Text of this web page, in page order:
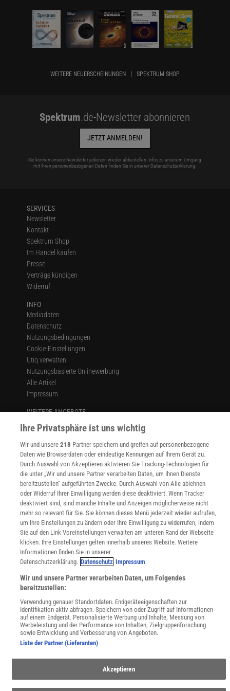
WEITERE NEUERSCHEINUNGEN SPEKTRUM SHOP
Spektrum.de-Newsletter abonnieren
JETZT ANMELDEN!
Sie können unsere Newsletter jederzeit wieder abbestellen. Infos zu unserem Umgang
mit Ihren personenbezogenen Daten finden Sie in unserer Datenschutzerklärung
SERVICES
Newsletter
Kontakt
Spektrum Shop
Im Handel kaufen
Presse
Verträge kündigen
Widerruf
INFO
Mediadaten
Datenschutz
Nutzungsbedingungen
Cookie-Einstellungen
Utiq verwalten
Nutzungsbasierte Onlinewerbung
Alle Artikel
Impressum
WEITERE ANGEBOTE
Angebote für Institutionen
Sprachen lernen mit Gymglish
Lexika
Für Spektrum schreiben
Zugänglichkeitserklärung
WEBSEITEN
KielSCN
Wissenschaft in die Schulen
SciLogs
Ihre Privatsphäre ist uns wichtig
Wir und unsere218-Partner speichern und greifen auf personenbezogene
Daten wie Browserdaten oder eindeutige Kennungen auf Ihrem Gerät zu.
Durch Auswahl von Akzeptieren aktivieren Sie Tracking-Technologien für
die unter „Wir und unsere Partner verarbeiten Daten, um Ihnen Dienste
bereitzustellen“ aufgeführten Zwecke. Durch Auswahl von Alle ablehnen
oder Widerruf Ihrer Einwilligung werden diese deaktiviert. Wenn Tracker
deaktiviert sind, sind manche Inhalte und Anzeigen möglicherweise nicht
mehr so relevant für Sie. Sie können dieses Menü jederzeit wieder aufrufen,
um Ihre Einstellungen zu ändern oder Ihre Einwilligung zu widerrufen, indem
Sie auf den Link Voreinstellungen verwalten am unteren Rand der Webseite
klicken. Ihre Einstellungen gelten innerhalb unseres Website. Weitere
Informationen finden Sie in unserer
Datenschutzerklärung. Datenschutz Impressum
Wir und unsere Partner verarbeiten Daten, um Folgendes
bereitzustellen:
Verwendung genauer Standortdaten. Endgeräteeigenschaften zur
Identifikation aktiv abfragen. Speichern von oder Zugriff auf Informationen
auf einem Endgerät. Personalisierte Werbung und Inhalte, Messung von
Werbeleistung und der Performance von Inhalten, Zielgruppenforschung
sowie Entwicklung und Verbesserung von Angeboten.
Liste der Partner (Lieferanten)
Akzeptieren